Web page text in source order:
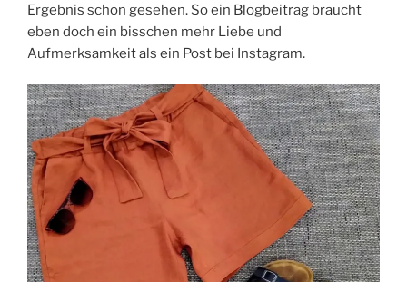
Ergebnis schon gesehen. So ein Blogbeitrag braucht
eben doch ein bisschen mehr Liebe und
Aufmerksamkeit als ein Post bei Instagram.